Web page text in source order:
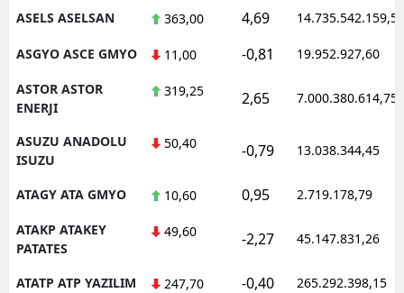
ASELS ASELSAN 363,00 4,69 14.735.542.159,50
ASGYO ASCE GMYO 11,00 -0,81 19.952.927,60
ASTOR ASTOR
ENERJI
319,25 2,65 7.000.380.614,75
ASUZU ANADOLU
ISUZU
50,40 -0,79 13.038.344,45
ATAGY ATA GMYO 10,60 0,95 2.719.178,79
ATAKP ATAKEY
PATATES
49,60 -2,27 45.147.831,26
ATATP ATP YAZILIM 247,70 -0,40 265.292.398,15